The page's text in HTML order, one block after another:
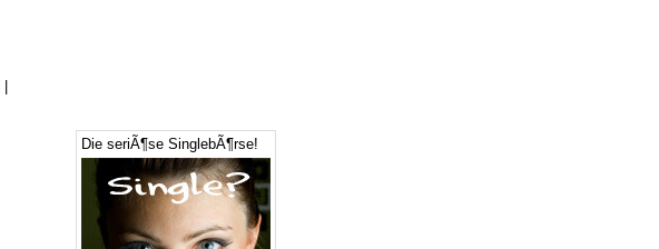
Die seriÃ¶se SinglebÃ¶rse!